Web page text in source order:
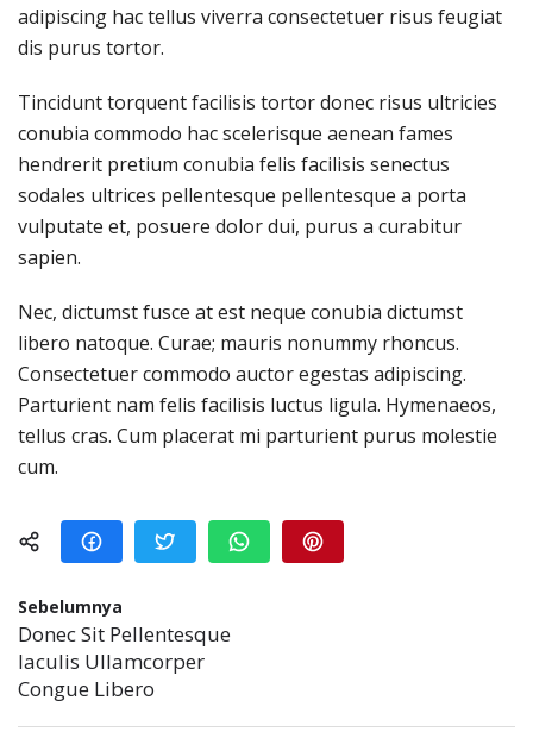
adipiscing hac tellus viverra consectetuer risus feugiat
dis purus tortor.
Tincidunt torquent facilisis tortor donec risus ultricies
conubia commodo hac scelerisque aenean fames
hendrerit pretium conubia felis facilisis senectus
sodales ultrices pellentesque pellentesque a porta
vulputate et, posuere dolor dui, purus a curabitur
sapien.
Nec, dictumst fusce at est neque conubia dictumst
libero natoque. Curae; mauris nonummy rhoncus.
Consectetuer commodo auctor egestas adipiscing.
Parturient nam felis facilisis luctus ligula. Hymenaeos,
tellus cras. Cum placerat mi parturient purus molestie
cum.
Sebelumnya
Donec Sit Pellentesque
Iaculis Ullamcorper
Congue Libero